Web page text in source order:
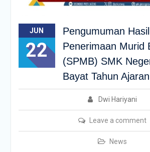
JUN
22
Pengumuman
Penerimaan Murid
(SPMB) SMK
Bayat Tahun
Dwi Hariyani
Leave a comment
News